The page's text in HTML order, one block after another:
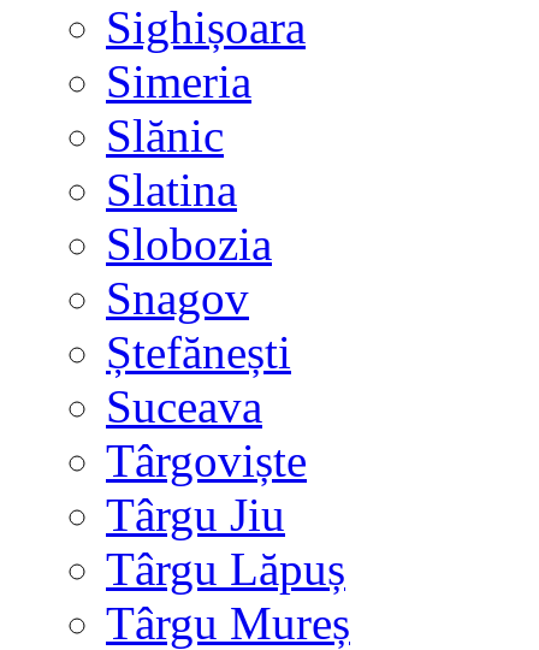
Sighișoara
Simeria
Slănic
Slatina
Slobozia
Snagov
Ștefănești
Suceava
Târgoviște
Târgu Jiu
Târgu Lăpuș
Târgu Mureș